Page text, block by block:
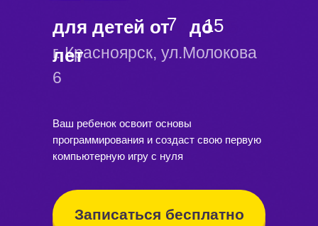
для детей от7 до15
лет
7 15
г. Красноярск, ул.Молокова
6
Ваш ребенок освоит основы
программирования и создаст свою первую
компьютерную игру с нуля
LET'S GO!
Записаться бесплатно